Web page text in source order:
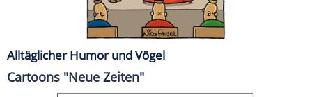
Alltäglicher Humor und Vögel
Cartoons "Neue Zeiten"